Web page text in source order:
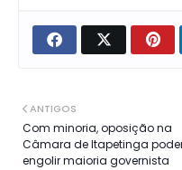
ANTIGOS
Com minoria, oposição na
Câmara de Itapetinga
engolir maioria governista